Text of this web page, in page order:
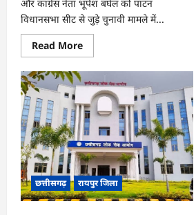
और कांग्रेस नेता भूपेश बघेल को पाटन
विधानसभा सीट से जुड़े चुनावी मामले में...
Read MoreRead
more
CG
News:
पाटन
सीट
पर
फंसे
भूपेश
बघेल!
सुप्रीम
कोर्ट
ने
हाईकोर्ट
के
फैसले
छत्तीसगढ़ रायपुर जिला